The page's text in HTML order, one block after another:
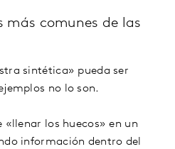
más comunes de las
sintética» pueda ser
no lo son.
«llenar los huecos» en un
información dentro del